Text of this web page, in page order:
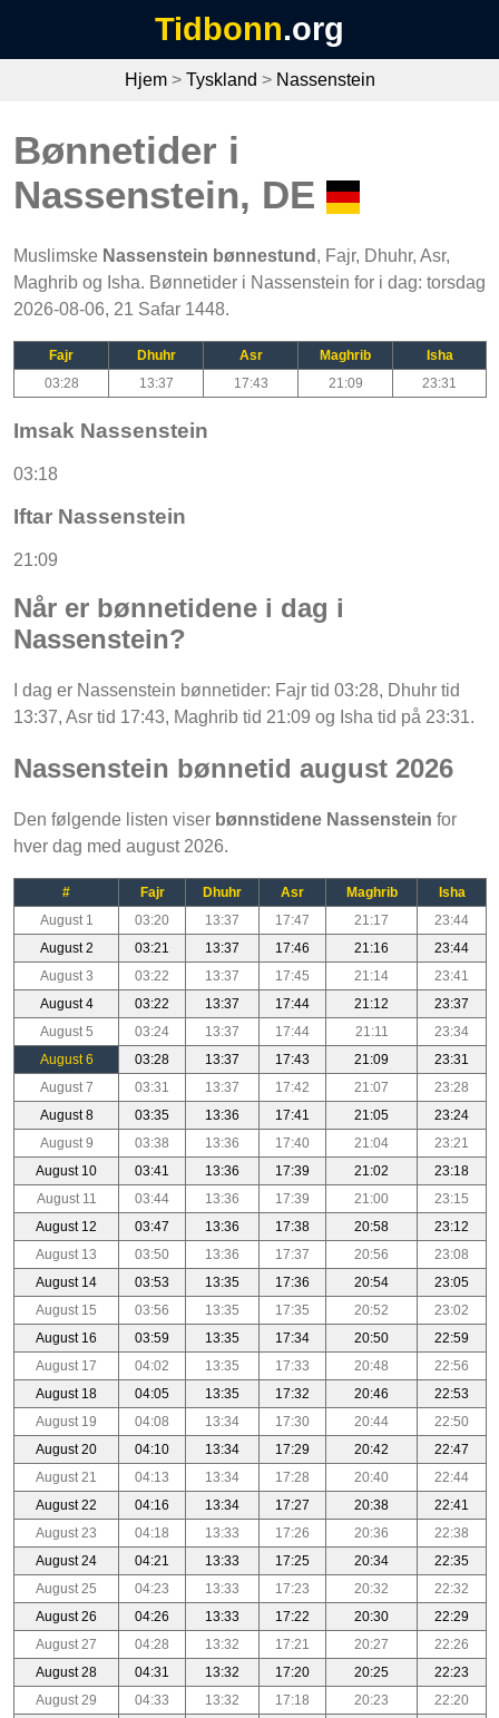
Tidbonn.org
Hjem> Tyskland > Nassenstein
Bønnetider i
Nassenstein, DE
Muslimske Nassenstein bønnestund , Fajr, Dhuhr, Asr,
Maghrib og Isha. Bønnetider i Nassenstein for i dag: torsdag
2026-08-06, 21 Safar 1448.
Fajr Dhuhr Asr Maghrib
Isha
03:28
13:37 17:43 21:09 23:31
Imsak Nassenstein
03:18
Iftar Nassenstein
21:09
Når er bønnetidene i dag i
Nassenstein?
I dag er Nassenstein bønnetider: Fajr tid 03:28, Dhuhr tid
13:37, Asr tid 17:43, Maghrib tid 21:09 og Isha tid på 23:31.
Nassenstein bønnetid august 2026
Den følgende listen viser bønnstidene Nassenstein for
hver dag med august 2026.
# Fajr Dhuhr Asr Maghrib
Isha
August 1
03:20 13:37 17:47 21:17
23:44
August 2
03:21 13:37 17:46 21:16
23:44
August 3
03:22 13:37 17:45 21:14
23:41
August 4
03:22 13:37 17:44 21:12
23:37
August 5
03:24 13:37 17:44 21:11
23:34
August 6
03:28 13:37 17:43 21:09
23:31
August 7
03:31 13:37 17:42 21:07
23:28
August 8
03:35 13:36 17:41 21:05
23:24
August 9
03:38 13:36 17:40 21:04
23:21
August 10
03:41 13:36 17:39 21:02
23:18
August 11
03:44 13:36 17:39 21:00
23:15
August 12
03:47 13:36 17:38 20:58
23:12
August 13
03:50 13:36 17:37 20:56
23:08
August 14
03:53 13:35 17:36 20:54
23:05
August 15
03:56 13:35 17:35 20:52
23:02
August 16
03:59 13:35 17:34 20:50
22:59
August 17
04:02 13:35 17:33 20:48
22:56
August 18
04:05 13:35 17:32 20:46
22:53
August 19
04:08 13:34 17:30 20:44
22:50
August 20
04:10 13:34 17:29 20:42
22:47
August 21
04:13 13:34 17:28 20:40
22:44
August 22
04:16 13:34 17:27 20:38
22:41
August 23
04:18 13:33 17:26 20:36
22:38
August 24
04:21 13:33 17:25 20:34
22:35
August 25
04:23 13:33 17:23 20:32
22:32
August 26
04:26 13:33 17:22 20:30
22:29
August 27
04:28 13:32 17:21 20:27
22:26
August 28
04:31 13:32 17:20 20:25
22:23
August 29
04:33 13:32 17:18 20:23
22:20